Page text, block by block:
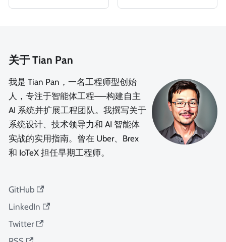
关于 Tian Pan
我是 Tian Pan，一名工程师型创始
人，专注于智能体工程——构建自主
AI 系统并扩展工程团队。我撰写关于
系统设计、技术领导力和 AI 智能体
实战的实用指南。曾在 Uber、Brex
和 IoTeX 担任早期工程师。
GitHub
LinkedIn
Twitter